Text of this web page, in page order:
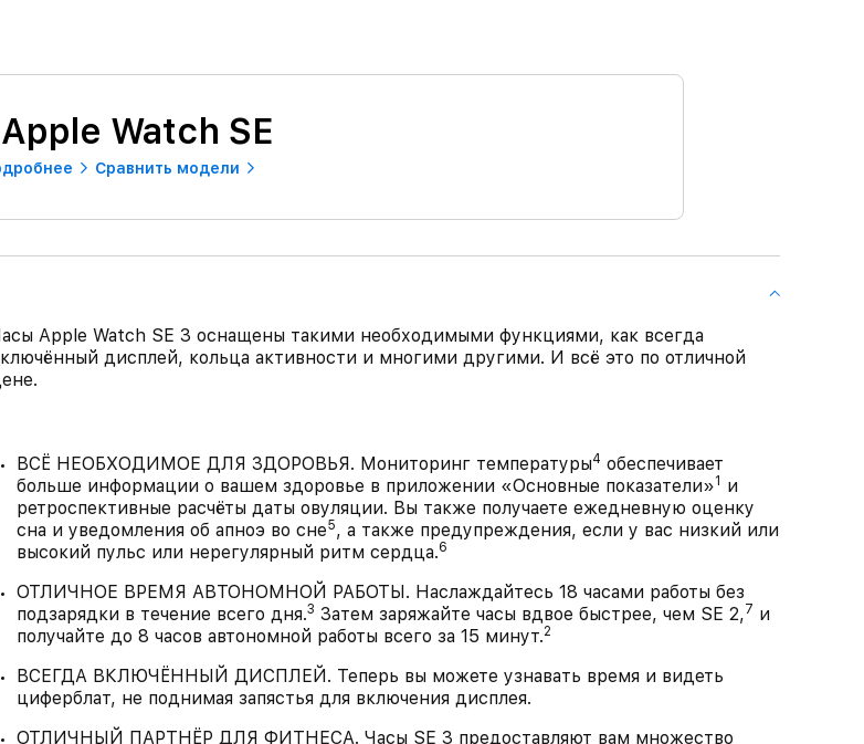
Apple Watch SE
Сравнить модели
Apple Watch SE 3 оснащены такими необходимыми функциями, как всегда
дисплей, кольца активности и многими другими. И всё это по отличной
ВСЁ НЕОБХОДИМОЕ ДЛЯ ЗДОРОВЬЯ. Мониторинг температуры4 обеспечивает
больше информации о вашем здоровье в приложении «Основные показатели»1
и
ретроспективные расчёты даты овуляции. Вы также получаете ежедневную оценку
сна и уведомления об апноэ во сне5, а также предупреждения, если у вас низкий или
высокий пульс или нерегулярный ритм сердца.6
ОТЛИЧНОЕ ВРЕМЯ АВТОНОМНОЙ РАБОТЫ. Наслаждайтесь 18 часами работы без
подзарядки в течение всего дня.3 Затем заряжайте часы вдвое быстрее, чем SE 2,7 и
получайте до 8 часов автономной работы всего за 15 минут.2
ВСЕГДА ВКЛЮЧЁННЫЙ ДИСПЛЕЙ. Теперь вы можете узнавать время и видеть
циферблат, не поднимая запястья для включения дисплея.
ОТЛИЧНЫЙ ПАРТНЁР ДЛЯ ФИТНЕСА. Часы SE 3 предоставляют вам множество